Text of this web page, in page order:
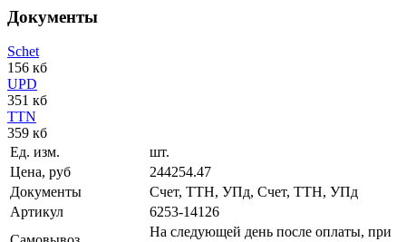
Документы
Schet
156 кб
UPD
351 кб
TTN
359 кб
Ед. изм.
шт.
Цена, руб
244254.47
Документы
Счет, ТТН, УПд, Счет, ТТН, УПд
Артикул
6253-14126
На следующей день после оплаты, при